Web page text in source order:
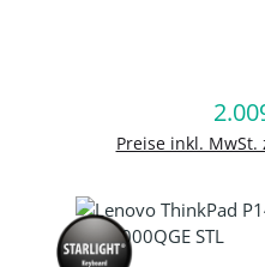
Preise inkl. MwSt.
In den